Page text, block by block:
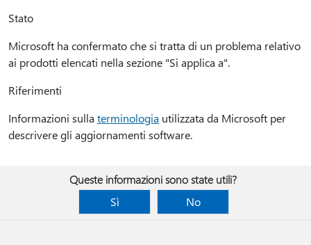
Stato
Microsoft ha confermato che si tratta di un problema relativo
ai prodotti elencati nella sezione "Si applica a".
Riferimenti
Informazioni sulla terminologia utilizzata da Microsoft per
descrivere gli aggiornamenti software.
Queste informazioni sono state utili?
Sì
No